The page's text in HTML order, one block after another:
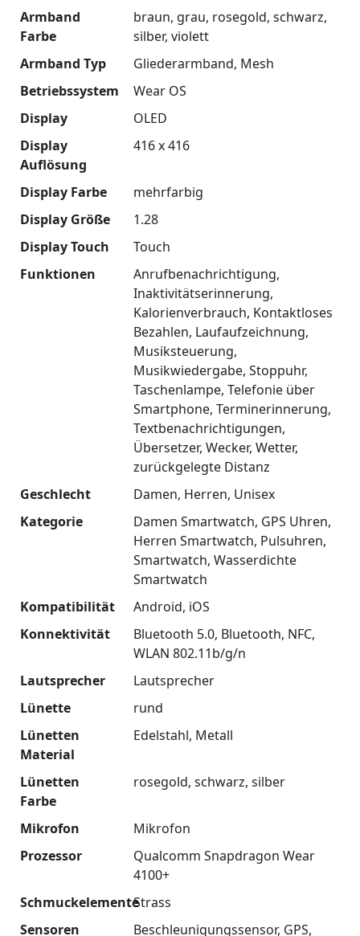
Armband
Farbe
braun grau rosegold schwarz
silber violett
Armband Typ
Gliederarmband Mesh
Betriebssystem
Wear OS
Display
OLED
Display
Auflösung
416 x 416
Display Farbe
mehrfarbig
Display Größe
1.28
Display Touch
Touch
Funktionen
Anrufbenachrichtigung
Inaktivitätserinnerung
Kalorienverbrauch Kontaktloses
Bezahlen Laufaufzeichnung
Musiksteuerung
Musikwiedergabe Stoppuhr
Taschenlampe Telefonie über
Smartphone Terminerinnerung
Textbenachrichtigungen
Übersetzer Wecker Wetter
zurückgelegte Distanz
Geschlecht
Damen Herren Unisex
Kategorie
Damen Smartwatch GPS Uhren
Herren Smartwatch Pulsuhren
Smartwatch Wasserdichte
Smartwatch
Kompatibilität
Android iOS
Konnektivität
Bluetooth 5.0 Bluetooth NFC
WLAN 802.11b/g/n
Lautsprecher
Lautsprecher
Lünette
rund
Lünetten
Material
Edelstahl Metall
Lünetten
Farbe
rosegold schwarz silber
Mikrofon
Mikrofon
Prozessor
Qualcomm Snapdragon Wear
4100+
SchmuckelementeStrass
Sensoren
Beschleunigungssensor GPS